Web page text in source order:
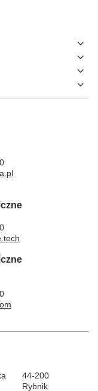
44-200
Rybnik